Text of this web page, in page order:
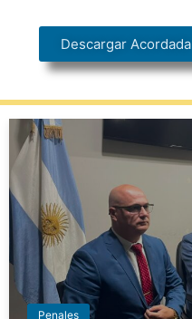
Descargar Acordada
Penales